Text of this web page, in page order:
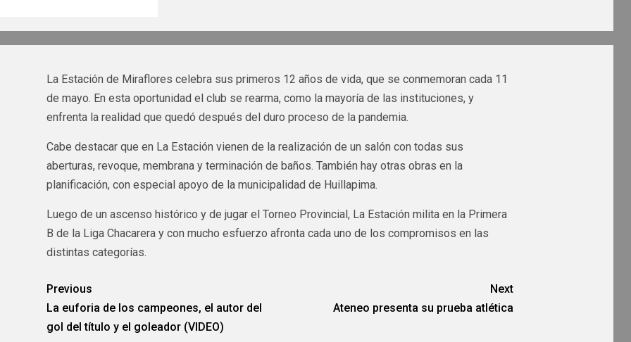
La Estación de Miraflores celebra sus primeros 12 años de vida, que se conmemoran cada 11
de mayo. En esta oportunidad el club se rearma, como la mayoría de las instituciones, y
enfrenta la realidad que quedó después del duro proceso de la pandemia.
Cabe destacar que en La Estación vienen de la realización de un salón con todas sus
aberturas, revoque, membrana y terminación de baños. También hay otras obras en la
planificación, con especial apoyo de la municipalidad de Huillapima.
Luego de un ascenso histórico y de jugar el Torneo Provincial, La Estación milita en la Primera
B de la Liga Chacarera y con mucho esfuerzo afronta cada uno de los compromisos en las
distintas categorías.
Previous
La euforia de los campeones, el autor del
gol del título y el goleador (VIDEO)
Next
Ateneo presenta su prueba atlética